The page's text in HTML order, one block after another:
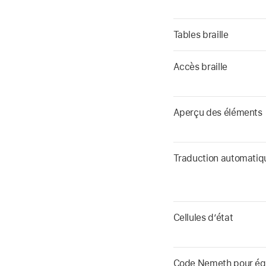
Tables braille
Accès braille
Aperçu des éléments
Traduction
Cellules d’état
Code Nemeth pour